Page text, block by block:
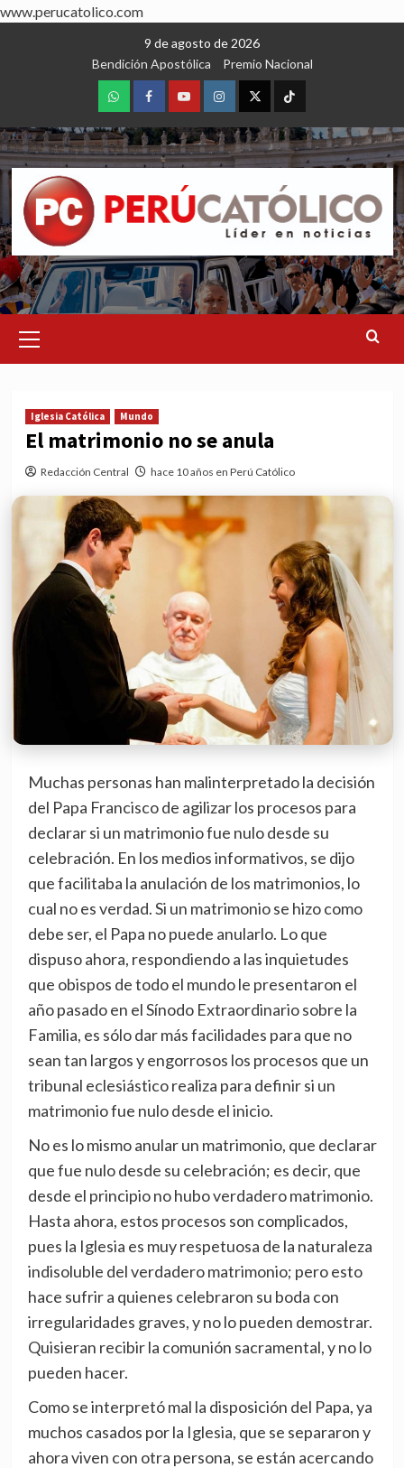
www.perucatolico.com
9 de agosto de 2026
Bendición Apostólica
Premio Nacional
WhatsAppFacebookYoutubeInstagram
X TikTok
Menu
Iglesia Católica Mundo
El matrimonio no se anula
Redacción Central hace 10 años en Perú Católico
Muchas personas han malinterpretado la decisión
del Papa Francisco de agilizar los procesos para
declarar si un matrimonio fue nulo desde su
celebración. En los medios informativos, se dijo
que facilitaba la anulación de los matrimonios, lo
cual no es verdad. Si un matrimonio se hizo como
debe ser, el Papa no puede anularlo. Lo que
dispuso ahora, respondiendo a las inquietudes
que obispos de todo el mundo le presentaron el
año pasado en el Sínodo Extraordinario sobre la
Familia, es sólo dar más facilidades para que no
sean tan largos y engorrosos los procesos que un
tribunal eclesiástico realiza para definir si un
matrimonio fue nulo desde el inicio.
No es lo mismo anular un matrimonio, que declarar
que fue nulo desde su celebración; es decir, que
desde el principio no hubo verdadero matrimonio.
Hasta ahora, estos procesos son complicados,
pues la Iglesia es muy respetuosa de la naturaleza
indisoluble del verdadero matrimonio; pero esto
hace sufrir a quienes celebraron su boda con
irregularidades graves, y no lo pueden demostrar.
Quisieran recibir la comunión sacramental, y no lo
pueden hacer.
Como se interpretó mal la disposición del Papa, ya
muchos casados por la Iglesia, que se separaron y
ahora viven con otra persona, se están acercando